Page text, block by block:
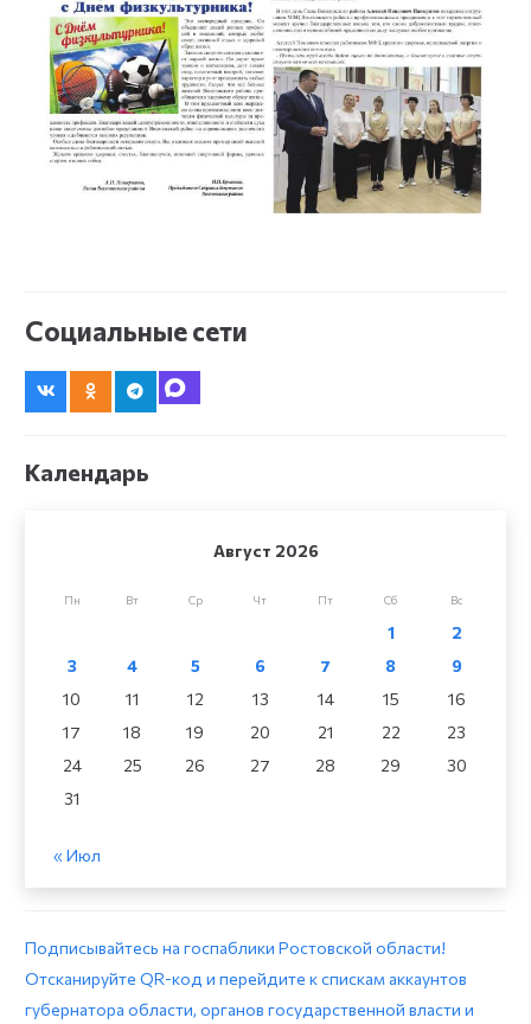
Социальные сети
Календарь
Август 2026
Пн Вт Ср Чт Пт Сб Вс
1
2
3
4 5 6 7 8
9
10
11 12 13 14 15
16
17
18 19 20 21 22
23
24
25 26 27 28 29
30
31
« Июл
Подписывайтесь на госпаблики Ростовской области!
Отсканируйте QR-код и перейдите к спискам аккаунтов
губернатора области, органов государственной власти и